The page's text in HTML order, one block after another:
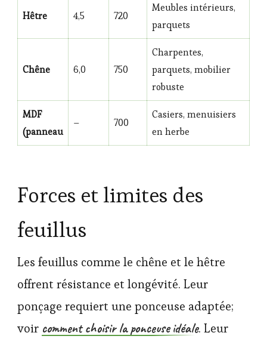
Hêtre 4,5 720
Meubles intérieurs,
parquets
Chêne 6,0 750
Charpentes,
parquets, mobilier
robuste
MDF
(panneau
– 700
Casiers, menuisiers
en herbe
Forces et limites des
feuillus
Les feuillus comme le chêne et le hêtre
offrent résistance et longévité. Leur
ponçage requiert une ponceuse adaptée;
voir comment choisir la ponceuse idéale. Leur